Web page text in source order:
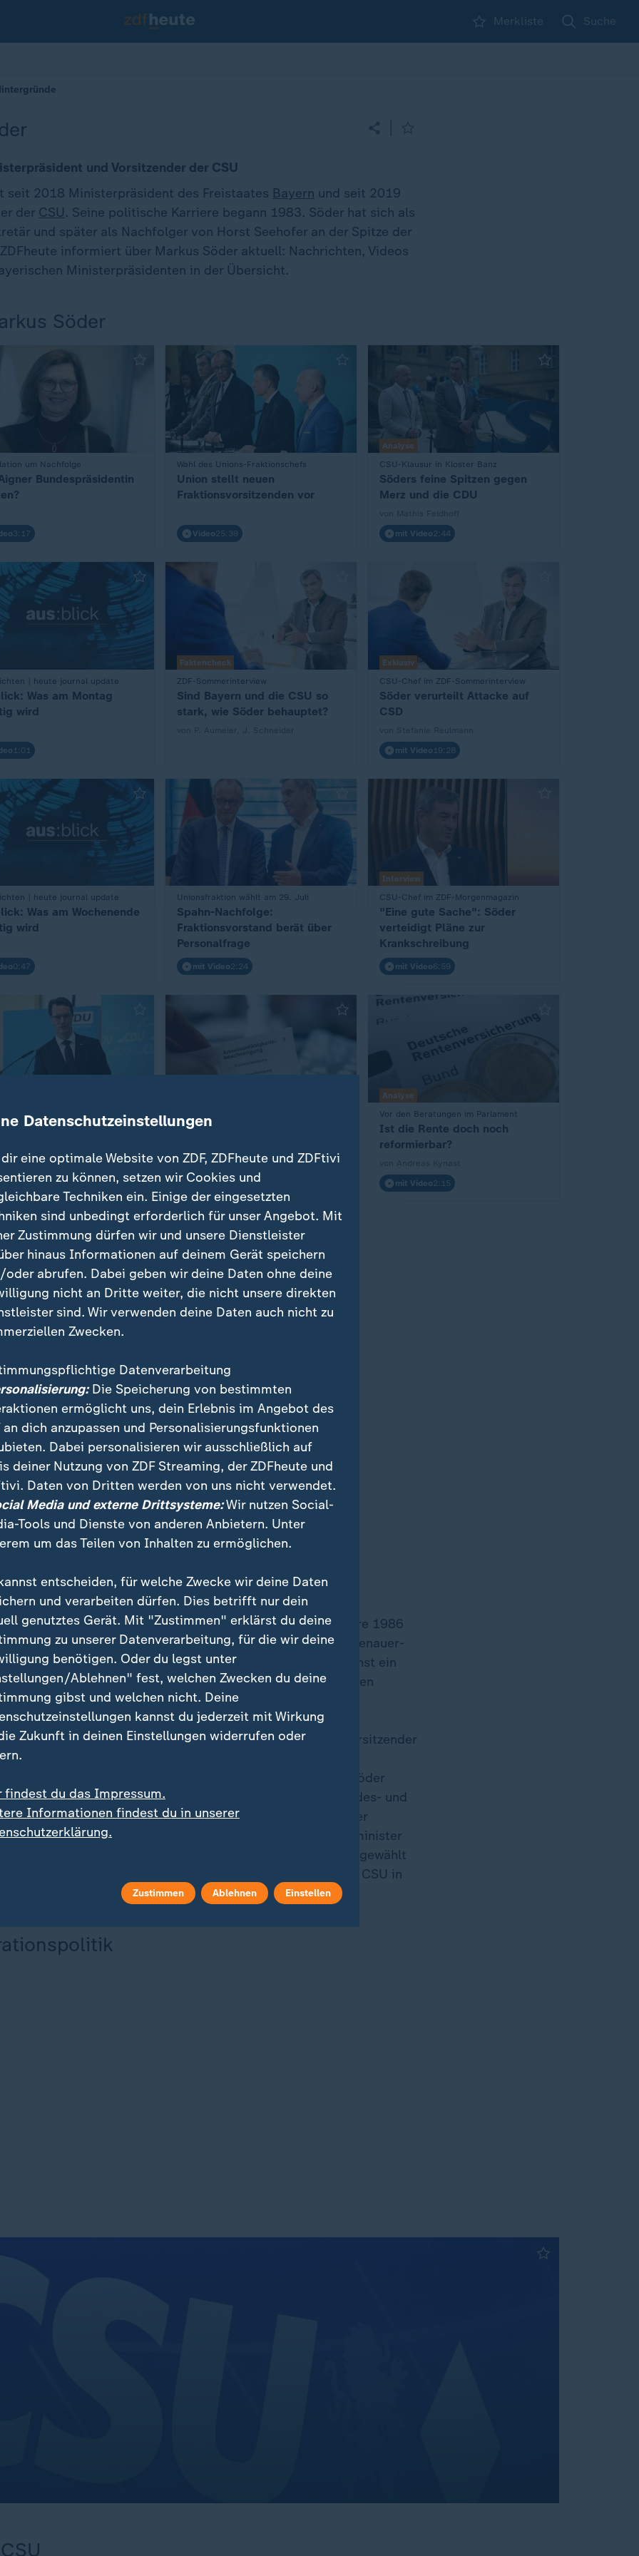
Merkliste Suche
und Vorsitzender der CSU
seit 2018 Ministerpräsident des Freistaates Bayern und seit 2019
der CSU. Seine politische Karriere begann 1983. Söder hat sich als
und später als Nachfolger von Horst Seehofer an der Spitze der
informiert über Markus Söder aktuell: Nachrichten, Videos
Ministerpräsidenten in der Übersicht.
Söder
um Nachfolge
Bundespräsidentin
3:17
Wahl des Unions-Fraktionschefs
:Union stellt neuen
Fraktionsvorsitzenden vor
Video25:39
Analyse
CSU-Klausur in Kloster Banz
:
Söders feine Spitzen gegen
Merz und die CDU
mit Video2:44
| heute journal update
Was am Montag
wird
1:01
Faktencheck
ZDF-Sommerinterview
:
Sind Bayern und die CSU so
stark, wie Söder behauptet?
Exklusiv
CSU-Chef im ZDF-Sommerinterview
:
Söder verurteilt Attacke auf
CSD
mit Video 19:28
| heute journal update
Was am Wochenende
wird
0:47
Unionsfraktion wählt am 29. Juli
:
Spahn-Nachfolge:
Fraktionsvorstand berät über
Personalfrage
mit Video2:24
Interview
CSU-Chef im ZDF-Morgenmagazin
:"Eine gute Sache": Söder
verteidigt Pläne zur
Krankschreibung
mit Video6:59
im Koalitionsausschuss
lobt Reformpaket: "Mitte
:
Schwarz-roter Plan:
Tag eins
mit Video2:28
Analyse
Vor den Beratungen im Parlament
:
Ist die Rente doch noch
reformierbar?
mit Video2:15
Zeige mir mehr
der Union
von Markus Söder
1967 in Nürnberg geboren. Nach seinem Abitur im Jahre 1986
der Rechtswissenschaften (Stipendiat der Konrad-Adenauer-
1998. Von 1992 bis 1993 absolvierte er zunächst ein
schließlich bis 1994 als Redakteur beim Bayerischen
Mitglied in der CSU. Von 1995 bis 2003 war er Landesvorsitzender
Bayern und Mitglied im CSU-Präsidium, ab 1997 zudem
der CSU Nürnberg-West. Von 2003 bis 2007 war Markus Söder
CSU. Im Oktober 2007 wurde er Staatsminister für Bundes- und
in der Staatskanzlei, ein Jahr später dann Bayerischer
Umwelt und Gesundheit und ab 2011 Bayerischer Staatsminister
Jahre 2018 wurde Söder zum Ministerpräsidenten Bayerns gewählt
seither inne. Seit 2019 ist er außerdem Vorsitzender der CSU in
Datenschutzeinstellungen
eine optimale Website von ZDF, ZDFheute und ZDFtivi
zu können, setzen wir Cookies und
Techniken ein. Einige der eingesetzten
sind unbedingt erforderlich für unser Angebot. Mit
Zustimmung dürfen wir und unsere Dienstleister
hinaus Informationen auf deinem Gerät speichern
oder abrufen. Dabei geben wir deine Daten ohne deine
nicht an Dritte weiter, die nicht unsere direkten
sind. Wir verwenden deine Daten auch nicht zu
Zwecken.
Datenverarbeitung
Die Speicherung von bestimmten
ermöglicht uns, dein Erlebnis im Angebot des
an dich anzupassen und Personalisierungsfunktionen
Dabei personalisieren wir ausschließlich auf
deiner Nutzung von ZDF Streaming, der ZDFheute und
Daten von Dritten werden von uns nicht verwendet.
Media und externe Drittsysteme:Wir nutzen Social-
Tools und Dienste von anderen Anbietern. Unter
um das Teilen von Inhalten zu ermöglichen.
entscheiden, für welche Zwecke wir deine Daten
und verarbeiten dürfen. Dies betrifft nur dein
genutztes Gerät. Mit "Zustimmen" erklärst du deine
zu unserer Datenverarbeitung, für die wir deine
benötigen. Oder du legst unter
Ablehnen" fest, welchen Zwecken du deine
gibst und welchen nicht. Deine
kannst du jederzeit mit Wirkung
Zukunft in deinen Einstellungen widerrufen oder
findest du das Impressum.
Informationen findest du in unserer
Zustimmen Ablehnen Einstellen